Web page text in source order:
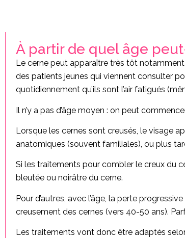
À partir de quel âge
Le cerne peut apparaître très tôt
des patients jeunes qui viennent consulter
quotidiennement qu’ils sont l’air fatigués
Il n’y a pas d’âge moyen : on peut
Lorsque les cernes sont creusés, le visage
anatomiques (souvent familiales), ou plus
Si les traitements pour combler le creux du
bleutée ou noirâtre du cerne.
Pour d’autres, avec l’âge, la perte
creusement des cernes (vers 40-50 ans).
Les traitements vont donc être adaptés